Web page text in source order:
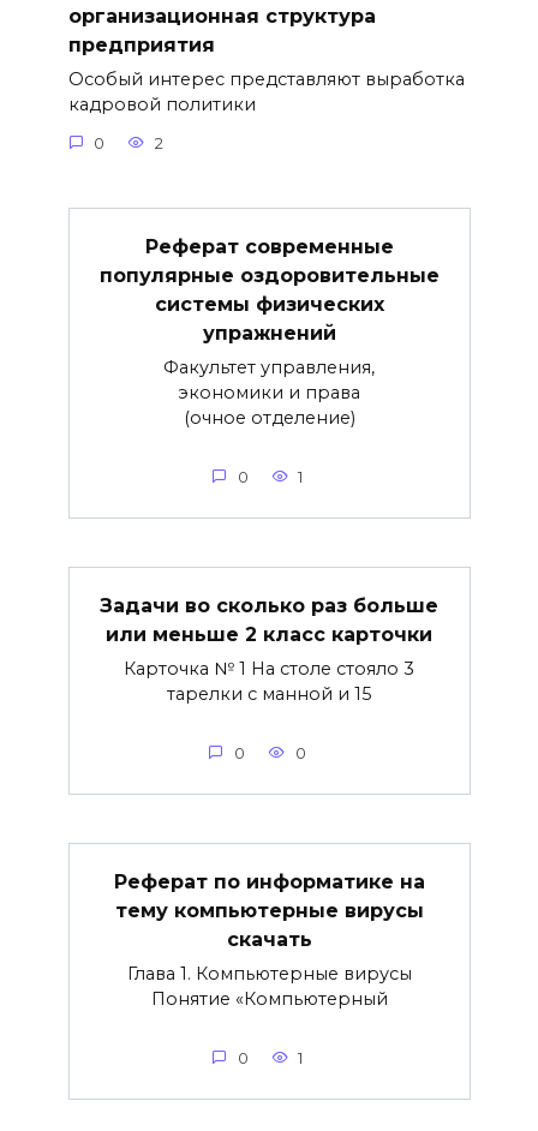
организационная структура
предприятия
Особый интерес представляют выработка
кадровой политики
0 2
Реферат современные
популярные оздоровительные
системы физических
упражнений
Факультет управления,
экономики и права
(очное отделение)
0 1
Задачи во сколько раз больше
или меньше 2 класс карточки
Карточка № 1 На столе стояло 3
тарелки с манной и 15
0 0
Реферат по информатике на
тему компьютерные вирусы
скачать
Глава 1. Компьютерные вирусы
Понятие «Компьютерный
0 1